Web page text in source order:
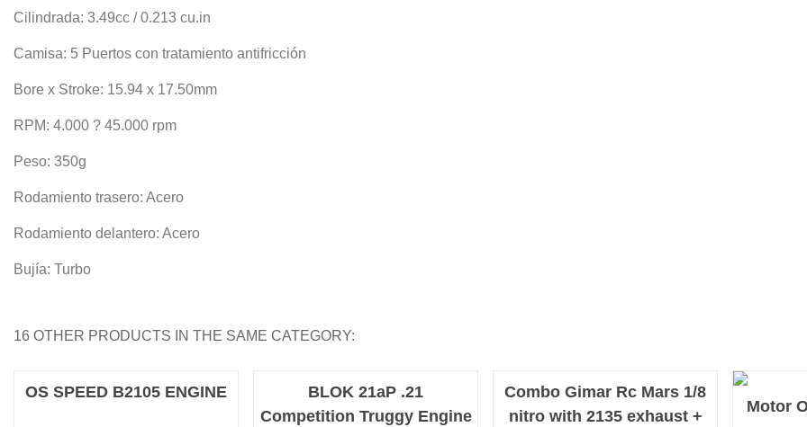
Cilindrada: 3.49cc / 0.213 cu.in
Camisa: 5 Puertos con tratamiento antifricción
Bore x Stroke: 15.94 x 17.50mm
RPM: 4.000 ? 45.000 rpm
Peso: 350g
Rodamiento trasero: Acero
Rodamiento delantero: Acero
Bujía: Turbo
16 OTHER PRODUCTS IN THE SAME CATEGORY:
OS SPEED B2105 ENGINE
BLOK 21aP .21
Competition Truggy Engine
Combo Gimar Rc Mars 1/8
nitro with 2135 exhaust +
Motor